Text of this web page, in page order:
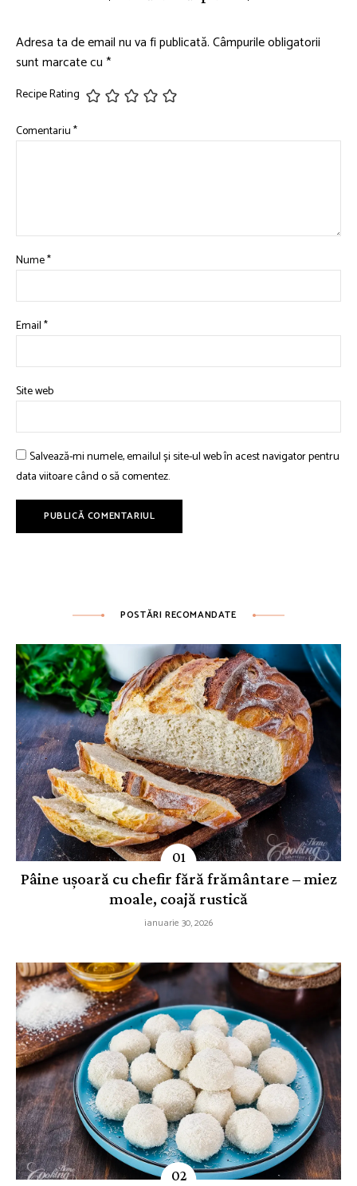
Adresa ta de email nu va fi publicată.Câmpurile obligatorii
sunt marcate cu*
Recipe Rating
Comentariu*
Nume*
Email*
Site web
Salvează-mi numele, emailul și site-ul web în acest navigator pentru
data viitoare când o să comentez.
POSTĂRI RECOMANDATE
Pâine ușoară cu chefir fără frământare – miez
moale, coajă rustică
ianuarie 30, 2026